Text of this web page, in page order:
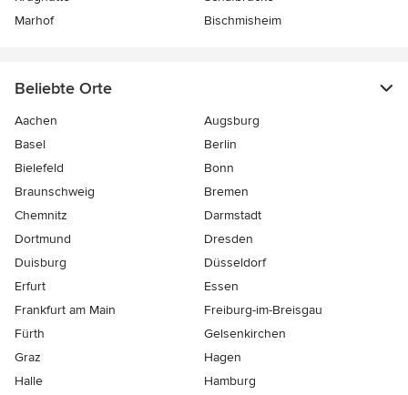
Marhof
Bischmisheim
Beliebte Orte
Aachen
Augsburg
Basel
Berlin
Bielefeld
Bonn
Braunschweig
Bremen
Chemnitz
Darmstadt
Dortmund
Dresden
Duisburg
Düsseldorf
Erfurt
Essen
Frankfurt am Main
Freiburg-im-Breisgau
Fürth
Gelsenkirchen
Graz
Hagen
Halle
Hamburg